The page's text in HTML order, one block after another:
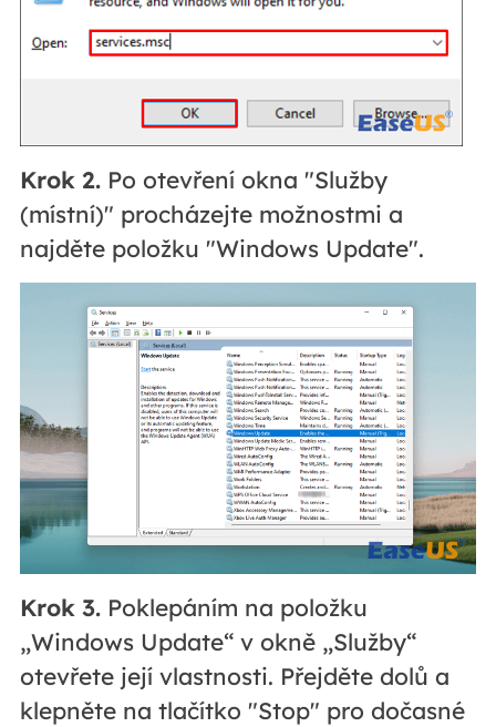
Krok 2.Po otevření okna "Služby
(místní)" procházejte možnostmi a
najděte položku "Windows Update".
Krok 3.Poklepáním na položku
„Windows Update“ v okně „Služby“
otevřete její vlastnosti. Přejděte dolů a
klepněte na tlačítko "Stop" pro dočasné